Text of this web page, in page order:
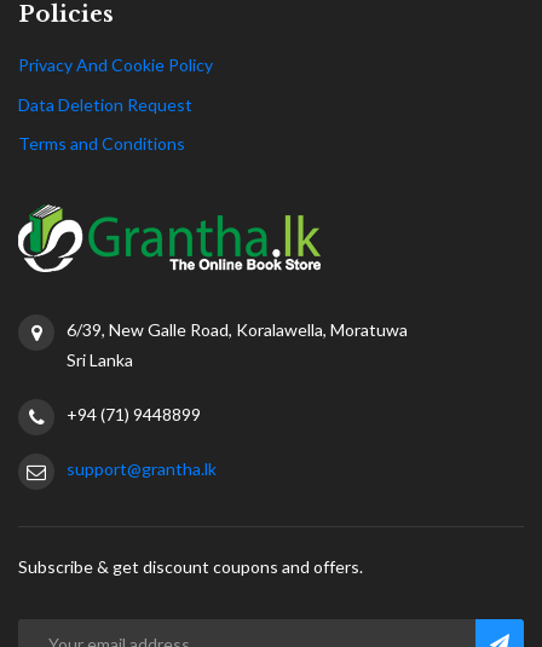
Policies
Privacy And Cookie Policy
Data Deletion Request
Terms and Conditions
6/39, New Galle Road, Koralawella, Moratuwa
Sri Lanka
+94 (71) 9448899
support@grantha.lk
Subscribe & get discount coupons and offers.